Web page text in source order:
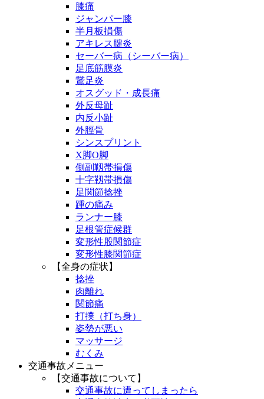
膝痛
ジャンパー膝
半月板損傷
アキレス腱炎
セーバー病（シーバー病）
足底筋膜炎
鵞足炎
オスグッド・成長痛
外反母趾
内反小趾
外脛骨
シンスプリント
X脚O脚
側副靱帯損傷
十字靱帯損傷
足関節捻挫
踵の痛み
ランナー膝
足根管症候群
変形性股関節症
変形性膝関節症
【全身の症状】
捻挫
肉離れ
関節痛
打撲（打ち身）
姿勢が悪い
マッサージ
むくみ
交通事故メニュー
【交通事故について】
交通事故に遭ってしまったら